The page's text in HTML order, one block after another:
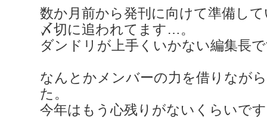
数か月前から発刊に向けて準備し
〆切に追われてます…。
ダンドリが上手くいかない編集長
なんとかメンバーの力を借りなが
た。
今年はもう心残りがないくらいで